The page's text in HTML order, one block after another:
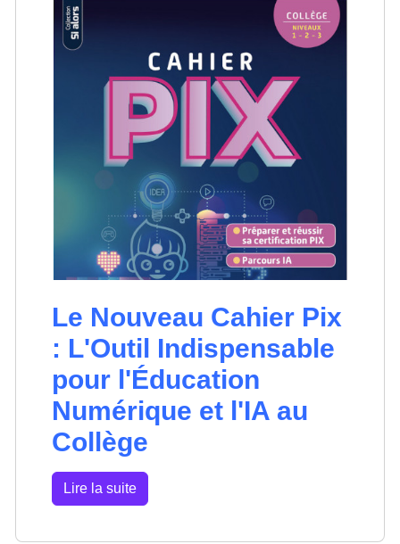
Le Nouveau Cahier Pix
: L'Outil Indispensable
pour l'Éducation
Numérique et l'IA au
Collège
Lire la suite